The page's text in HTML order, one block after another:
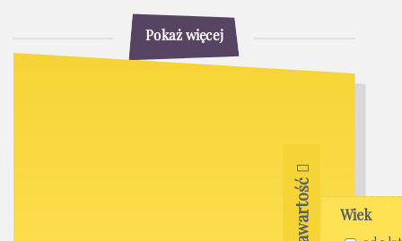
Pokaż więcej
Wiek